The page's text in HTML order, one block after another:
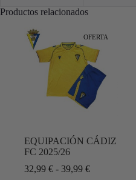
Productos relacionados
OFERTA
EQUIPACIÓN CÁDIZ
FC 2025/26
32,99 € - 39,99 €